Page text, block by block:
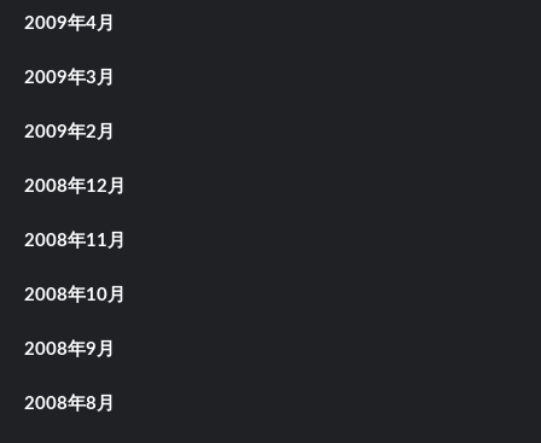
2009年4月
2009年3月
2009年2月
2008年12月
2008年11月
2008年10月
2008年9月
2008年8月